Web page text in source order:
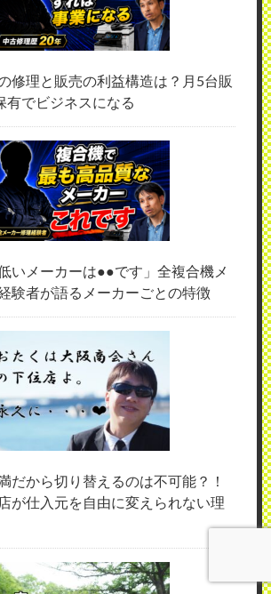
修理と販売の利益構造は？月5台販
有でビジネスになる
いメーカーは●●です」全複合機メ
験者が語るメーカーごとの特徴
だから切り替えるのは不可能？！
が仕入元を自由に変えられない理